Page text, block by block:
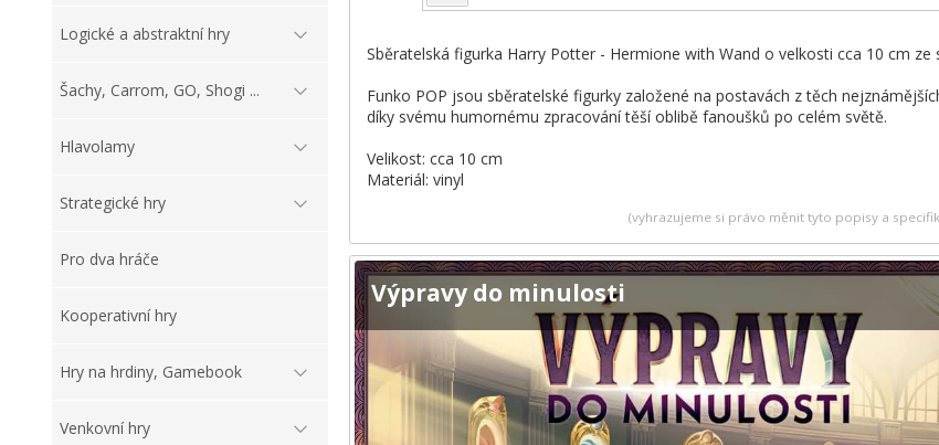
Logické a abstraktní hry
Šachy, Carrom, GO, Shogi ...
Hlavolamy
Strategické hry
Pro dva hráče
Kooperativní hry
Hry na hrdiny, Gamebook
Venkovní hry
Sběratelská figurka Harry Potter - Hermione with Wand o velkosti cca 10 cm ze
Funko POP jsou sběratelské figurky založené na postavách z těch
díky svému humornému zpracování těší oblibě fanoušků po celém světě.
Velikost: cca 10 cm
Materiál: vinyl
(vyhrazujeme si právo měnit tyto popisy a
Výpravy do minulosti